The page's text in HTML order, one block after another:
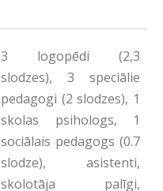
3 logopēdi (2,3
slodzes), 3 speciālie
pedagogi (2 slodzes), 1
skolas psihologs, 1
sociālais pedagogs (0.7
slodze), asistenti,
skolotāja palīgi,